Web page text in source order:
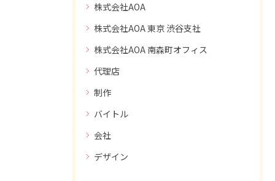
株式会社AOA
株式会社AOA 東京 渋谷支社
株式会社AOA 南森町オフィス
代理店
制作
バイトル
会社
デザイン